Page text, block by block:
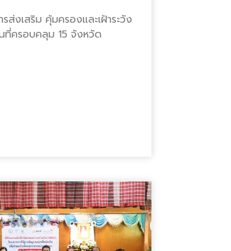
ส่งเสริม คุ้มครองและเฝ้าระวัง
ครอบคลุม 15 จังหวัด